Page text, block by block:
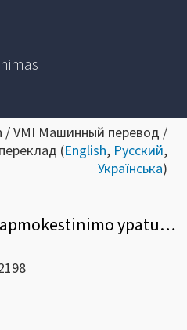
/ VMI Машинный перевод /
(English, Русский,
Українська)
Trikampės prekybos apmokestinimo ypatumai, praktiniai pavyzdžiai, deklaravimo taisyklės, PVM pakeitimai nuo 2019 m.